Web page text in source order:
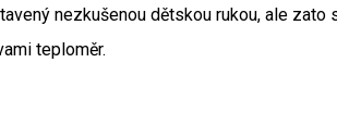
nezkušenou dětskou rukou, ale
teploměr.